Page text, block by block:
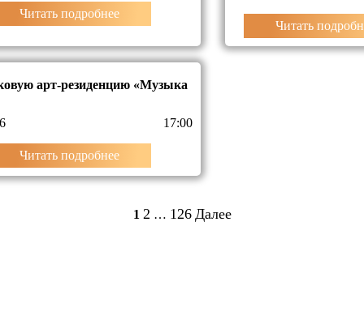
Читать подробнее
Читать
арт-резиденцию «Музыка
17:00
Читать подробнее
Пагинация
1 2 … 126 Далее